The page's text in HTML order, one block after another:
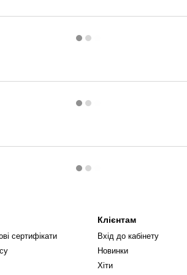
сертифікати
Клієнтам
Вхід до кабінету
Новинки
Хіти